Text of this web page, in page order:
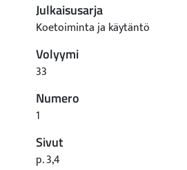
Julkaisusarja
Koetoiminta ja käytäntö
Volyymi
33
Numero
1
Sivut
p. 3,4